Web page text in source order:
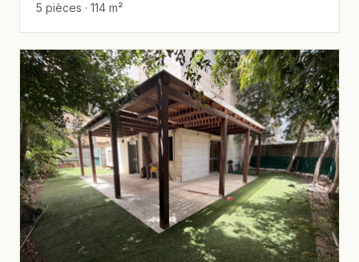
5 pièces · 114 m²